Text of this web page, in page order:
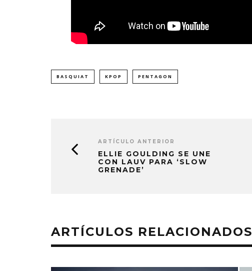
BASQUIAT KPOP PENTAGON
ARTÍCULO ANTERIOR
ELLIE GOULDING SE UNE
CON LAUV PARA ‘SLOW
GRENADE’
ARTÍCULOS RELACIONADOS